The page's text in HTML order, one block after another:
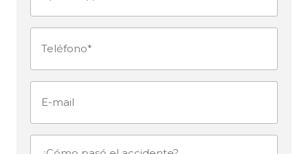
Teléfono (Obligatorio)
¿Cómo